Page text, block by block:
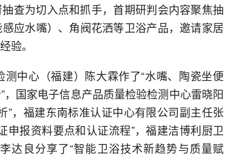
查为切入点和抓手，首期研判会内容聚焦抽
应水嘴）、角阀花洒等卫浴产品，邀请家居
验。
中心（福建）陈大霖作了“水嘴、陶瓷坐便
国家电子信息产品质量检验检测中心雷晓阳
”，福建东南标准认证中心有限公司副主任张
申报资料要点和认证流程”，福建洁博利厨卫
达良分享了“智能卫浴技术新趋势与质量赋